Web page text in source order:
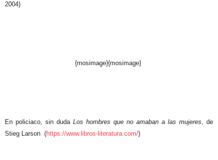
2004)
{mosimage}{mosimage}
En policiaco, sin duda Los hombres que no amaban a las mujeres , de
Stieg Larson (https://www.libros-literatura.com/)